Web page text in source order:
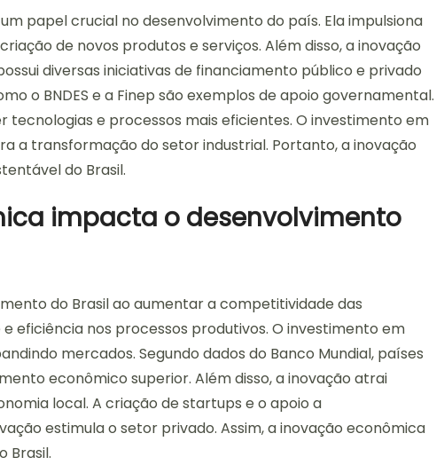
papel crucial no desenvolvimento do país. Ela impulsiona
de novos produtos e serviços. Além disso, a inovação
diversas iniciativas de financiamento público e privado
o BNDES e a Finep são exemplos de apoio governamental.
tecnologias e processos mais eficientes. O investimento em
a transformação do setor industrial. Portanto, a inovação
do Brasil.
impacta o desenvolvimento
do Brasil ao aumentar a competitividade das
eficiência nos processos produtivos. O investimento em
mercados. Segundo dados do Banco Mundial, países
econômico superior. Além disso, a inovação atrai
local. A criação de startups e o apoio a
estimula o setor privado. Assim, a inovação econômica
Brasil.